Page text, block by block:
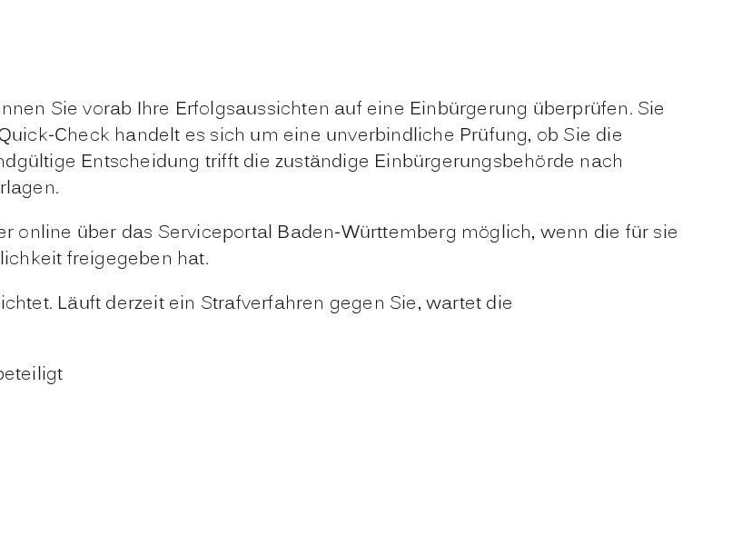
Sie vorab Ihre Erfolgsaussichten auf eine Einbürgerung überprüfen. Sie
Check handelt es sich um eine unverbindliche Prüfung, ob Sie die
Entscheidung trifft die zuständige Einbürgerungsbehörde nach
online über das Serviceportal Baden-Württemberg möglich, wenn die für sie
freigegeben hat.
Läuft derzeit ein Strafverfahren gegen Sie, wartet die